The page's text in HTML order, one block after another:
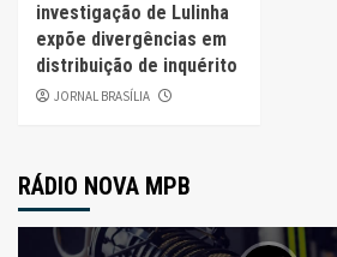
investigação de Lulinha
expõe divergências em
distribuição de inquérito
JORNAL BRASÍLIA
RÁDIO NOVA MPB